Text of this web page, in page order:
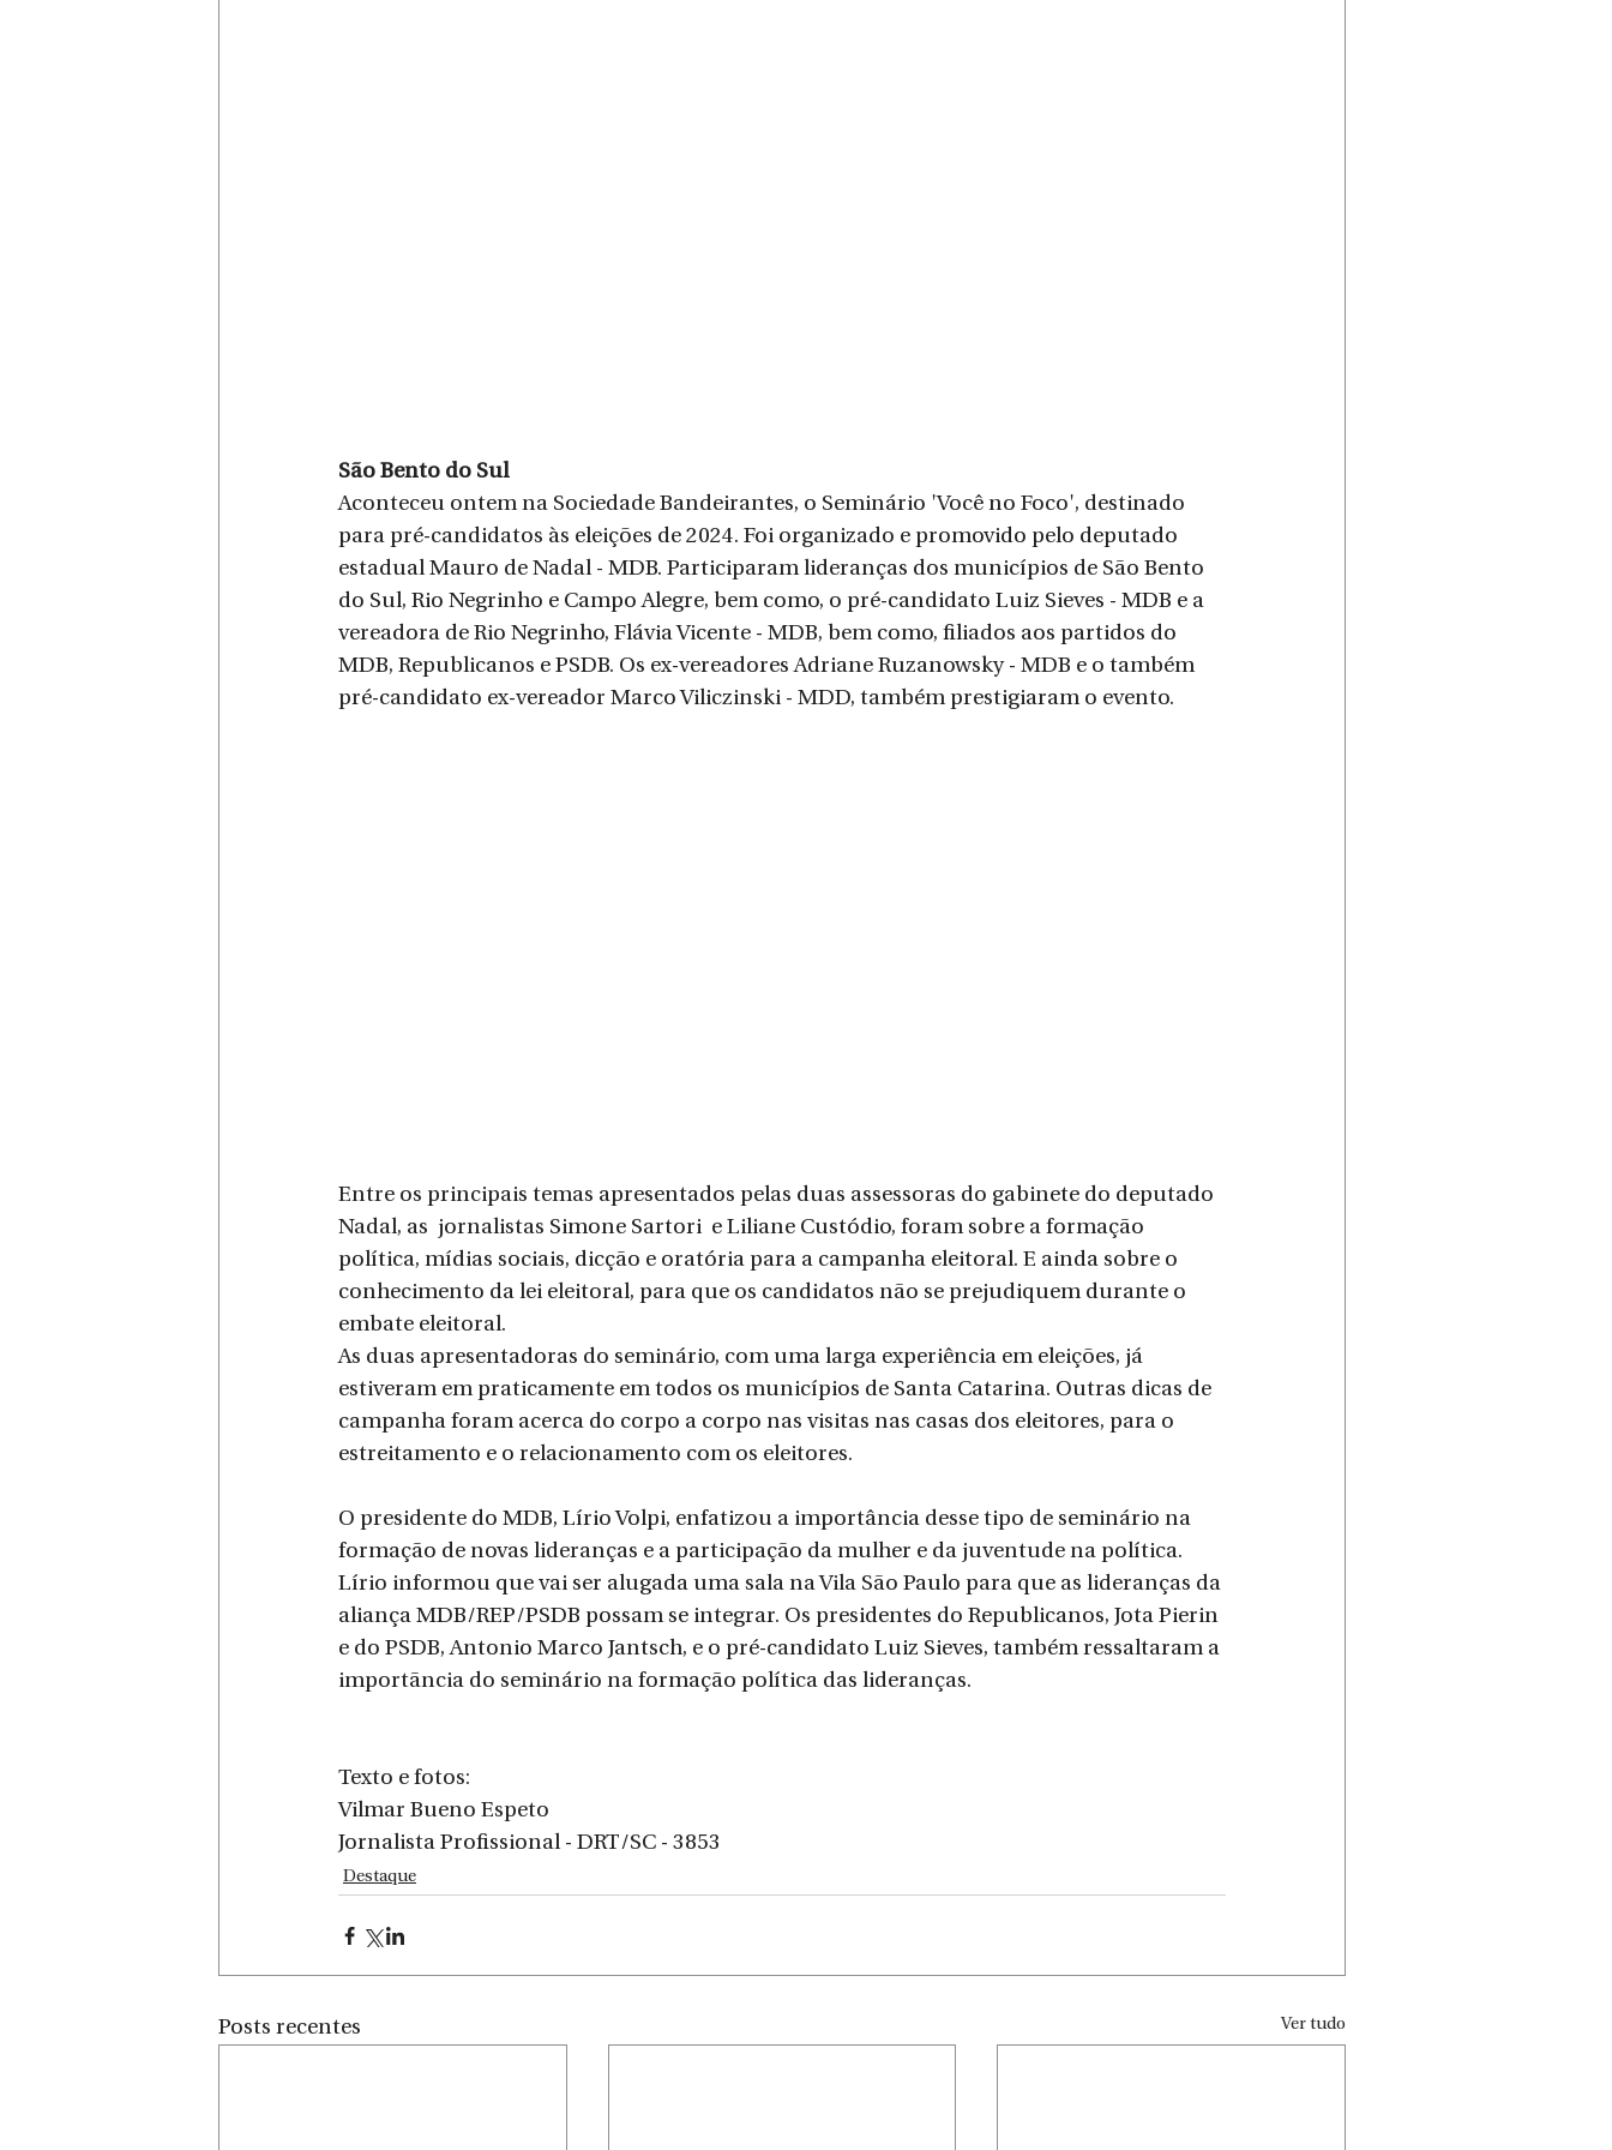
São Bento do Sul
Aconteceu ontem na Sociedade Bandeirantes, o Seminário 'Você no Foco', destinado
para pré-candidatos às eleições de 2024. Foi organizado e promovido pelo deputado
estadual Mauro de Nadal - MDB. Participaram lideranças dos municípios de São Bento
do Sul, Rio Negrinho e Campo Alegre, bem como, o pré-candidato Luiz Sieves - MDB e a
vereadora de Rio Negrinho, Flávia Vicente - MDB, bem como, filiados aos partidos do
MDB, Republicanos e PSDB. Os ex-vereadores Adriane Ruzanowsky - MDB e o também
pré-candidato ex-vereador Marco Viliczinski - MDD, também prestigiaram o evento.
Entre os principais temas apresentados pelas duas assessoras do gabinete do deputado
Nadal, as  jornalistas Simone Sartori  e Liliane Custódio, foram sobre a formação
política, mídias sociais, dicção e oratória para a campanha eleitoral. E ainda sobre o
conhecimento da lei eleitoral, para que os candidatos não se prejudiquem durante o
embate eleitoral.
As duas apresentadoras do seminário, com uma larga experiência em eleições, já
estiveram em praticamente em todos os municípios de Santa Catarina. Outras dicas de
campanha foram acerca do corpo a corpo nas visitas nas casas dos eleitores, para o
estreitamento e o relacionamento com os eleitores.
O presidente do MDB, Lírio Volpi, enfatizou a importância desse tipo de seminário na
formação de novas lideranças e a participação da mulher e da juventude na política.
Lírio informou que vai ser alugada uma sala na Vila São Paulo para que as lideranças da
aliança MDB/REP/PSDB possam se integrar. Os presidentes do Republicanos, Jota Pierin
e do PSDB, Antonio Marco Jantsch, e o pré-candidato Luiz Sieves, também ressaltaram a
importãncia do seminário na formação política das lideranças.
Texto e fotos:
Vilmar Bueno Espeto
Jornalista Profissional - DRT/SC - 3853
Destaque
Posts recentes Ver tudo